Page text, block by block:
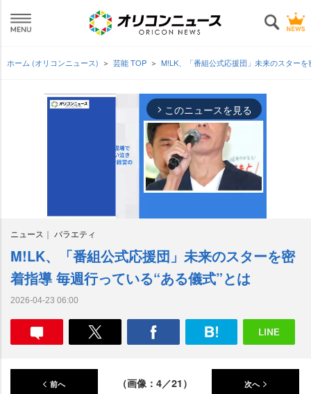
ホーム (オリコンニュース) 芸能 TOP M!LK、「番組公式応援団」未来のスター
arrow_forward_ios このニュースを見る
M
ニュース バラエティ
M!LK、「番組公式応援団」未来のスターを密
着指導 毎週行っている“ある儀式”とは
2026-04-23 06:00
前へ （画像：4／21） 次へ